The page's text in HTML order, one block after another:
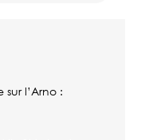
sur l’Arno :